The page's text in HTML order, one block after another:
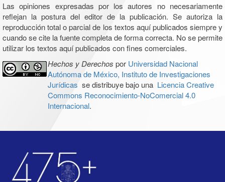
Las opiniones expresadas por los autores no necesariamente
reflejan la postura del editor de la publicación. Se autoriza la
reproducción total o parcial de los textos aquí publicados siempre y
cuando se cite la fuente completa de forma correcta. No se permite
utilizar los textos aquí publicados con fines comerciales.
Hechos y Derechos por Universidad Nacional
Autónoma de México, Instituto de Investigaciones
Jurídicas se distribuye bajo una Licencia Creative
Commons Reconocimiento-NoComercial 4.0
Internacional.